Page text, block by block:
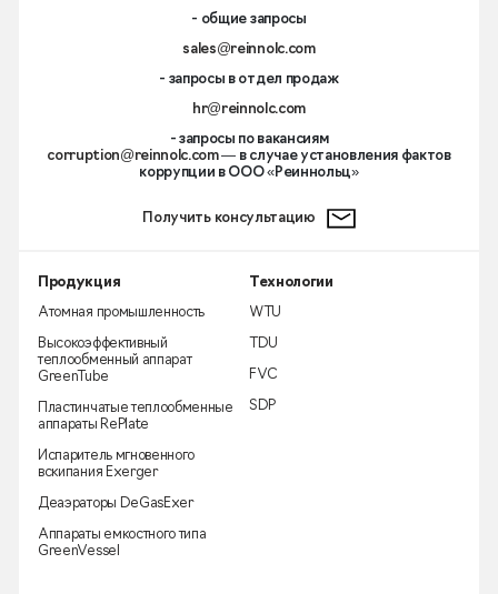
- общие запросы
sales@reinnolc.com
- запросы в отдел продаж
hr@reinnolc.com
- запросы по вакансиям
corruption@reinnolc.com— в случае установления фактов
коррупции в ООО «Реиннольц»
Получить консультацию
Продукция
Атомная промышленность
Высокоэффективный
теплообменный аппарат
GreenTube
Пластинчатые теплообменные
аппараты RePlate
Испаритель мгновенного
вскипания Exerger
Деаэраторы DeGasExer
Аппараты емкостного типа
GreenVessel
Технологии
WTU
TDU
FVC
SDP